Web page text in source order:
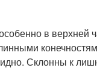
в верхней
Склонны к